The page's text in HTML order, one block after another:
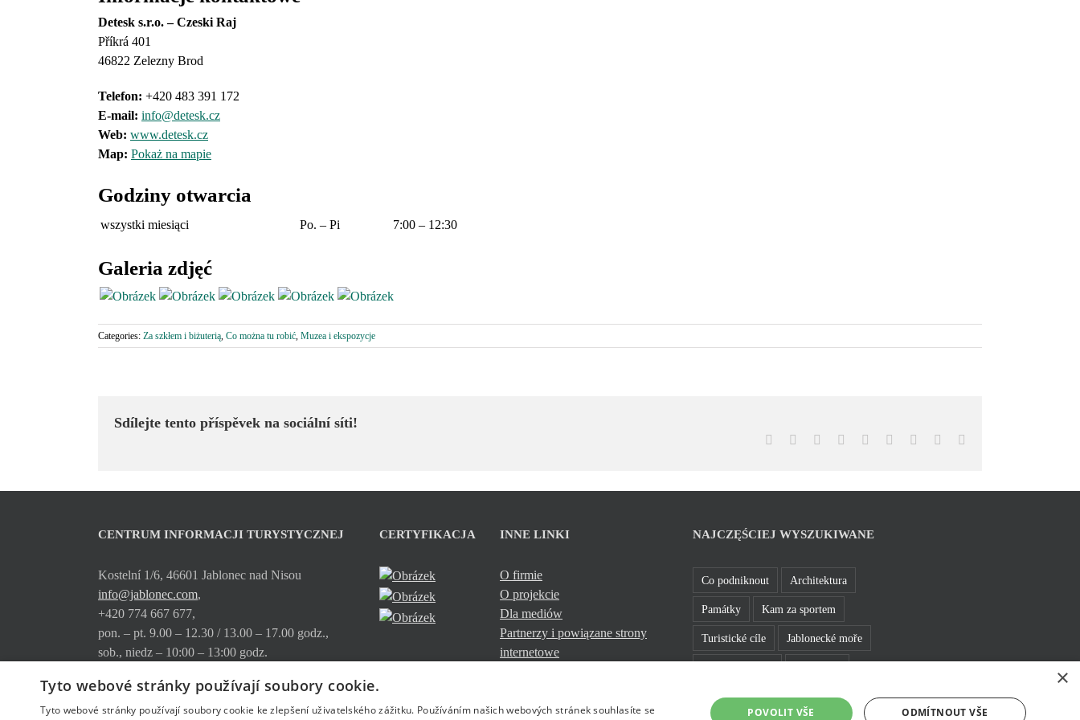
Detesk s.r.o. – Czeski Raj
Příkrá 401
46822 Zelezny Brod
Telefon: +420 483 391 172
E-mail: info@detesk.cz
Web: www.detesk.cz
Map: Pokaż na mapie
Godziny otwarcia
wszystki miesiąci Po. – Pi 7:00 – 12:30
Galeria zdjęć
Categories: Za szkłem i biżuterią Co można tu robić Muzea i ekspozycje
Sdílejte tento příspěvek na sociální síti!
Facebook Reddit LinkedInWhatsApp
TumblrPinterest
CENTRUM INFORMACJI TURYSTYCZNEJ
Kostelní 1/6, 46601 Jablonec nad Nisou
info@jablonec.com,
+420 774 667 677,
pon. – pt. 9.00 – 12.30 / 13.00 – 17.00 godz.,
sob., niedz – 10:00 – 13:00 godz.
Gdzie nas znajdziecie
Oferta usług
CERTYFIKACJA INNE LINKI
O firmie
O projekcie
Dla mediów
Partnerzy i powiązane strony
internetowe
NAJCZĘŚCIEJ WYSZUKIWANE
Co podniknout Architektura
Památky Kam za sportem
Turistické cíle Jablonecké moře
Bavte se v Jablonci Rozhledny
×
Tyto webové stránky používají soubory cookie.
Tyto webové stránky používají soubory cookie ke zlepšení uživatelského zážitku. Používáním našich webových stránek souhlasíte se
POVOLIT VŠE ODMÍTNOUT VŠE